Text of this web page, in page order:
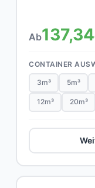
Ab137,34
CONTAINER
3m³ 5m³
12m³ 20m³